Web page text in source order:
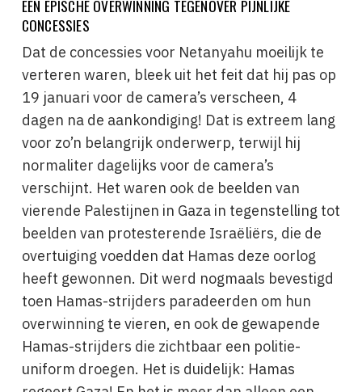
EEN EPISCHE OVERWINNING TEGENOVER PIJNLIJKE
CONCESSIES
Dat de concessies voor Netanyahu moeilijk te
verteren waren, bleek uit het feit dat hij pas op
19 januari voor de camera’s verscheen, 4
dagen na de aankondiging! Dat is extreem lang
voor zo’n belangrijk onderwerp, terwijl hij
normaliter dagelijks voor de camera’s
verschijnt. Het waren ook de beelden van
vierende Palestijnen in Gaza in tegenstelling tot
beelden van protesterende Israëliërs, die de
overtuiging voedden dat Hamas deze oorlog
heeft gewonnen. Dit werd nogmaals bevestigd
toen Hamas-strijders paradeerden om hun
overwinning te vieren, en ook de gewapende
Hamas-strijders die zichtbaar een politie-
uniform droegen. Het is duidelijk: Hamas